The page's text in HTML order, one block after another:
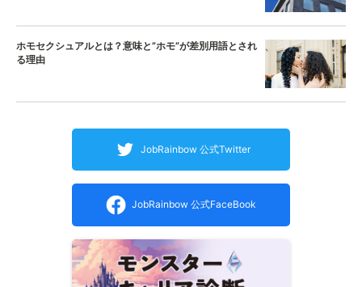
ホモセクシュアルとは？意味と”ホモ”が差別用語とされ
る理由
JobRainbow 公式Twitter
JobRainbow 公式FaceBook